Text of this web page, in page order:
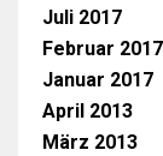
Juli 2017
Februar 2017
Januar 2017
April 2013
März 2013